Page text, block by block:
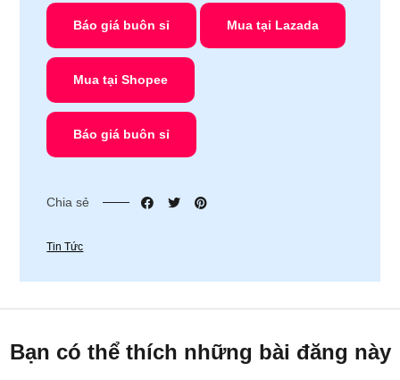
Báo giá buôn sỉ Mua tại Lazada
Mua tại Shopee
Báo giá buôn sỉ
Chia sẻ
Tin Tức
Bạn có thể thích những bài đăng này